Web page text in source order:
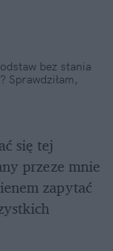
bez stania
Sprawdziłam,
się tej
przeze mnie
zapytać